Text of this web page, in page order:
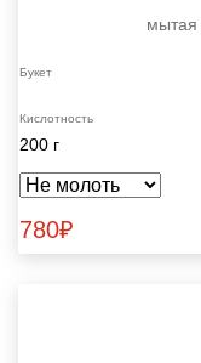
мытая
Букет
Кислотность
200 г
780₽